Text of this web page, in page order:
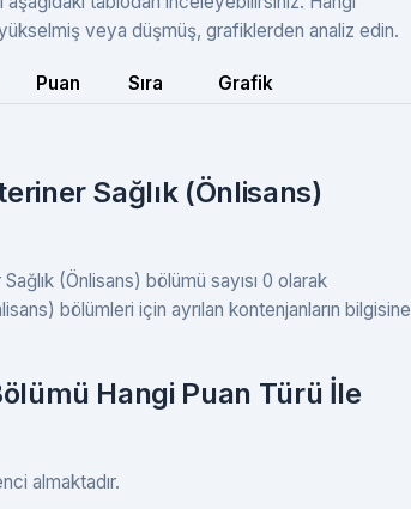
veya düşmüş, grafiklerden analiz edin.
Puan Sıra Grafik
Sağlık (Önlisans)
(Önlisans) bölümü sayısı 0 olarak
bölümleri için ayrılan kontenjanların bilgisine
Hangi Puan Türü İle
almaktadır.